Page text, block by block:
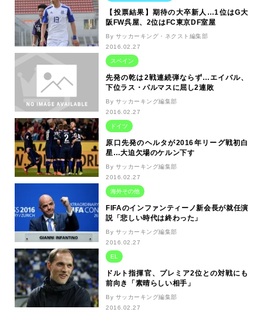
【投票結果】期待の大卒新人…1位はG大
阪FW呉屋、2位はFC東京DF室屋
By サッカーキング・ネクスト編集部
2016.02.27
スペイン
先発の乾は2戦連続弾ならず…エイバル、
下位ラス・パルマスに屈し2連敗
By サッカーキング編集部
2016.02.27
ドイツ
原口先発のヘルタが2016年リーグ戦初白
星…大迫欠場のケルン下す
By サッカーキング編集部
2016.02.27
海外その他
FIFAのインファンティーノ新会長が就任演
説「悲しい時代は終わった」
By サッカーキング編集部
2016.02.27
EL
ドルト指揮官、プレミア2位との対戦にも
前向き「素晴らしい相手」
By サッカーキング編集部
2016.02.27